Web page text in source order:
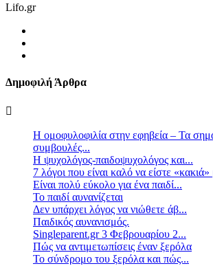
Lifo.gr
Δημοφιλή Άρθρα
Η ομοφυλοφιλία στην εφηβεία – Τα
συμβουλές...
Η ψυχολόγος-παιδοψυχολόγος και...
7 λόγοι που είναι καλό να είστε
Είναι πολύ εύκολο για ένα παιδί...
Το παιδί αυνανίζεται
Δεν υπάρχει λόγος να νιώθετε άβ...
Παιδικός αυνανισμός.
Singleparent.gr 3 Φεβρουαρίου 2...
Πώς να αντιμετωπίσεις έναν ξερόλα
Το σύνδρομο του ξερόλα και πώς...